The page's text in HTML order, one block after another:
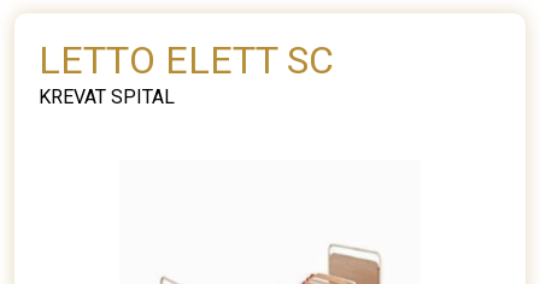
LETTO ELETT SC
KREVAT SPITAL